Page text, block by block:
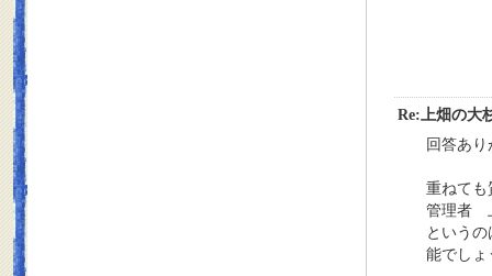
Re:上畑の大
回答あ
重ねても
管理者
という
能でしょ